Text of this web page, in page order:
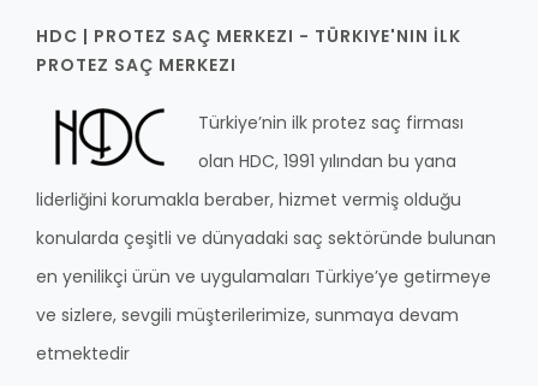
HDC | PROTEZ SAÇ MERKEZI - TÜRKIYE'NIN İLK
PROTEZ SAÇ MERKEZI
Türkiye’nin ilk protez saç firması
olan HDC, 1991 yılından bu yana
liderliğini korumakla beraber, hizmet vermiş olduğu
konularda çeşitli ve dünyadaki saç sektöründe bulunan
en yenilikçi ürün ve uygulamaları Türkiye’ye getirmeye
ve sizlere, sevgili müşterilerimize, sunmaya devam
etmektedir